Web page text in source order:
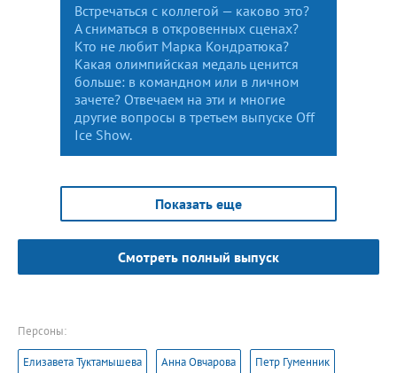
Встречаться с коллегой — каково это?
А сниматься в откровенных сценах?
Кто не любит Марка Кондратюка?
Какая олимпийская медаль ценится
больше: в командном или в личном
зачете? Отвечаем на эти и многие
другие вопросы в третьем выпуске Off
Ice Show.
Показать еще
Смотреть полный выпуск
Персоны:
Елизавета Туктамышева Анна Овчарова Петр Гуменник